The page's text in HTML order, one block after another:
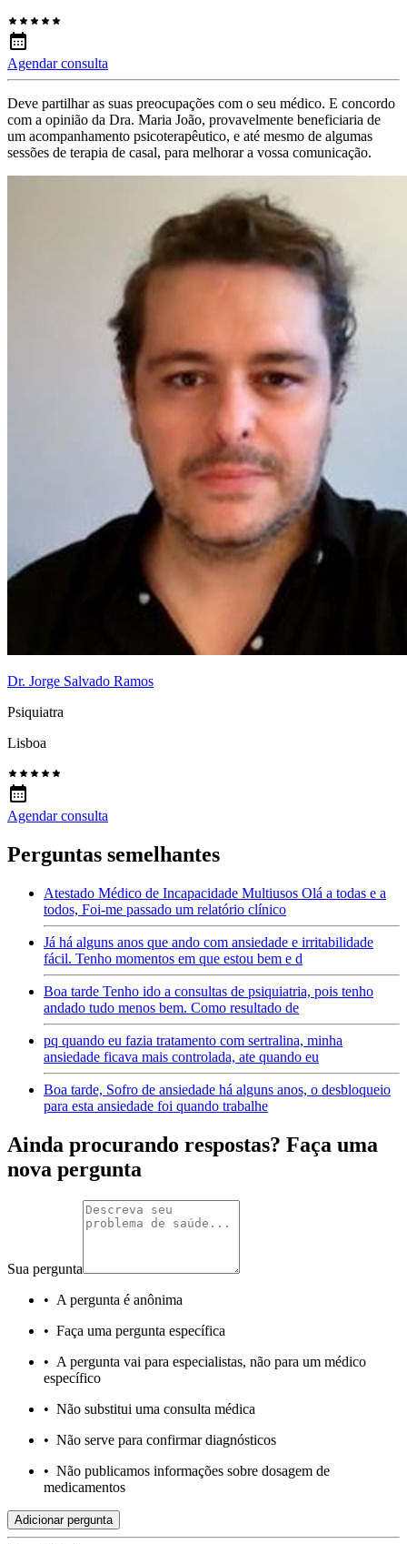
Agendar consulta
Deve partilhar as suas preocupações com o seu médico. E concordo
com a opinião da Dra. Maria João, provavelmente beneficiaria de
um acompanhamento psicoterapêutico, e até mesmo de algumas
sessões de terapia de casal, para melhorar a vossa comunicação.
Dr. Jorge Salvado Ramos
Psiquiatra
Lisboa
Agendar consulta
Perguntas semelhantes
Atestado Médico de Incapacidade Multiusos Olá a todas e a
todos, Foi-me passado um relatório clínico
Já há alguns anos que ando com ansiedade e irritabilidade
fácil. Tenho momentos em que estou bem e d
Boa tarde Tenho ido a consultas de psiquiatria, pois tenho
andado tudo menos bem. Como resultado de
pq quando eu fazia tratamento com sertralina, minha
ansiedade ficava mais controlada, ate quando eu
Boa tarde, Sofro de ansiedade há alguns anos, o desbloqueio
para esta ansiedade foi quando trabalhe
Ainda procurando respostas? Faça uma
nova pergunta
Sua pergunta
• A pergunta é anônima
• Faça uma pergunta específica
• A pergunta vai para especialistas, não para um médico
específico
• Não substitui uma consulta médica
• Não serve para confirmar diagnósticos
• Não publicamos informações sobre dosagem de
medicamentos
Adicionar pergunta